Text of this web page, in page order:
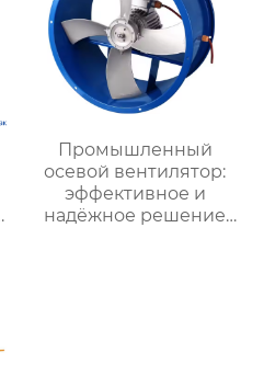
Промышленный
осевой вентилятор:
эффективное и
надёжное решение